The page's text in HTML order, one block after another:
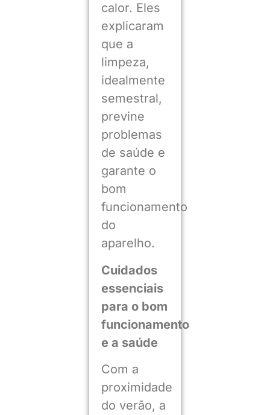
calor. Eles
explicaram
que a
limpeza,
idealmente
semestral,
previne
problemas
de saúde e
garante o
bom
funcionamento
do
aparelho.
Cuidados
essenciais
para o bom
funcionamento
e a saúde
Com a
proximidade
do verão, a